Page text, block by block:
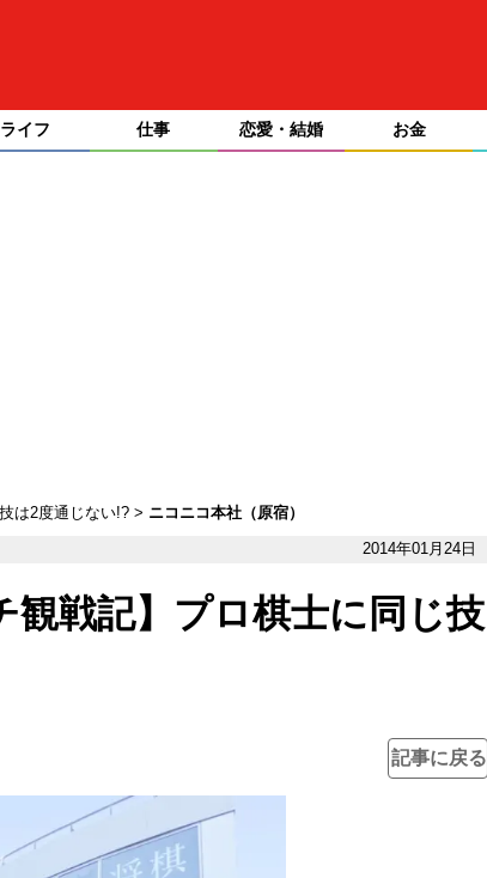
ライフ 仕事 恋愛・結婚 お金
は2度通じない!? ニコニコ本社（原宿）
2014年01月24日
観戦記】プロ棋士に同じ技
記事に戻る